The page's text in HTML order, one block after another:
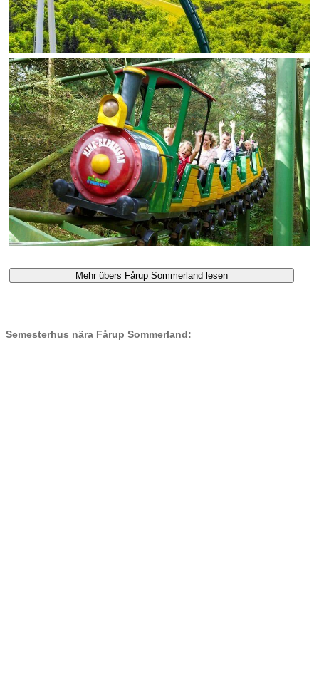
Mehr übers Fårup Sommerland lesen
Semesterhus nära Fårup Sommerland: